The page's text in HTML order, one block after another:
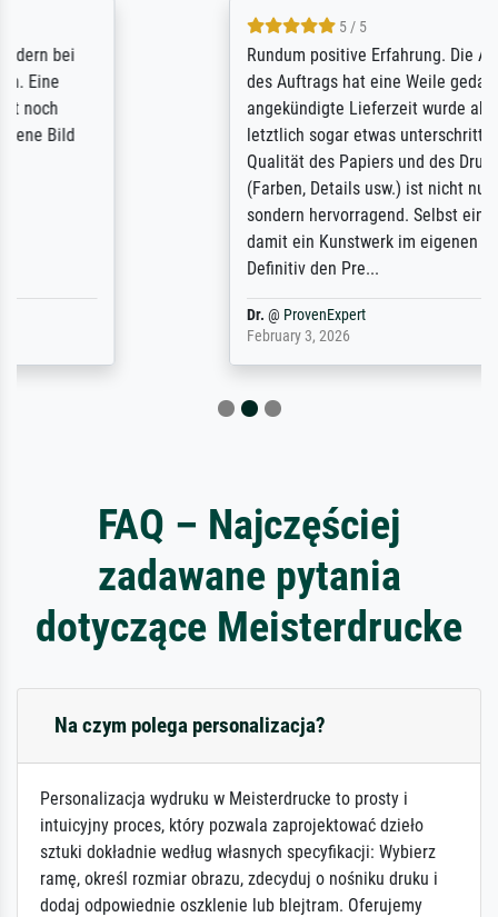
Rundum positive Erfahrung. Die Ausführung
des Auftrags hat eine Weile gedauert, die
angekündigte Lieferzeit wurde aber
letztlich sogar etwas unterschritten. Die
Qualität des Papiers und des Drucks
(Farben, Details usw.) ist nicht nur gut,
sondern hervorragend. Selbst ein Druck ist
damit ein Kunstwerk im eigenen Sinne.
FAQ – Najczęściej
zadawane pytania
dotyczące Meisterdrucke
Na czym polega personalizacja?
Personalizacja wydruku w Meisterdrucke to prosty i
intuicyjny proces, który pozwala zaprojektować dzieło
sztuki dokładnie według własnych specyfikacji: Wybierz
ramę, określ rozmiar obrazu, zdecyduj o nośniku druku i
dodaj odpowiednie oszklenie lub blejtram. Oferujemy